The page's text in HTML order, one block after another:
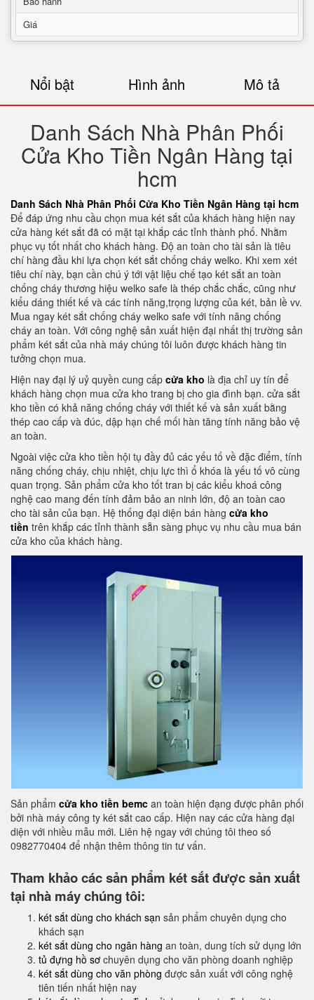
Giá
Nổi bật Hình ảnh Mô tả
Danh Sách Nhà Phân Phối
Cửa Kho Tiền Ngân Hàng tại
hcm
Danh Sách Nhà Phân Phối Cửa Kho Tiền Ngân Hàng tại hcm
Để đáp ứng nhu cầu chọn mua két sắt của khách hàng hiện nay
cửa hàng két sắt đã có mặt tại khắp các tỉnh thành phố. Nhằm
phục vụ tốt nhất cho khách hàng. Độ an toàn cho tài sản là tiêu
chí hàng đầu khi lựa chọn két sắt chống cháy welko. Khi xem xét
tiêu chí này, bạn cần chú ý tới vật liệu chế tạo két sắt an toàn
chống cháy thương hiệu welko safe là thép chắc chắc, cũng như
kiểu dáng thiết kế và các tính năng,trọng lượng của két, bản lề vv.
Mua ngay két sắt chống cháy welko safe với tính năng chống
cháy an toàn. Với công nghệ sản xuất hiện đại nhất thị trường sản
phẩm két sắt của nhà máy chúng tôi luôn được khách hàng tin
tưởng chọn mua.
Hiện nay đại lý uỷ quyền cung cấp cửa kho là địa chỉ uy tín để
khách hàng chọn mua cửa kho trang bị cho gia đình bạn. cửa sắt
kho tiền có khả năng chống cháy với thiết kế và sản xuất bằng
thép cao cấp và đúc, dập hạn chế mối hàn tăng tính năng bảo vệ
an toàn.
Ngoài việc cửa kho tiền hội tụ đầy đủ các yếu tố về đặc điểm, tính
năng chống cháy, chịu nhiệt, chịu lực thì ổ khóa là yếu tố vô cùng
quan trọng. Sản phẩm cửa kho tốt tran bị các kiểu khoá công
nghệ cao mang đến tính đảm bảo an ninh lớn, độ an toàn cao
cho tài sản của bạn. Hệ thống đại diện bán hàng cửa kho
tiền trên khắp các tỉnh thành sẵn sàng phục vụ nhu cầu mua bán
cửa kho của khách hàng.
Sản phẩm cửa kho tiền bemc an toàn hiện đạng được phân phối
bởi nhà máy công ty két sắt cao cấp. Hiện nay các cửa hàng đại
diện với nhiều mẫu mới. Liên hệ ngay với chúng tôi theo số
0982770404 để nhận thêm thông tin tư vấn.
Tham khảo các sản phẩm két sắt được sản xuất
tại nhà máy chúng tôi:
két sắt dùng cho khách sạn sản phẩm chuyên dụng cho
khách sạn
két sắt dùng cho ngân hàng an toàn, dung tích sử dụng lớn
tủ đựng hồ sơ chuyên dụng cho văn phòng doanh nghiệp
két sắt dùng cho văn phòng được sản xuất với công nghệ
tiên tiến nhất hiện nay